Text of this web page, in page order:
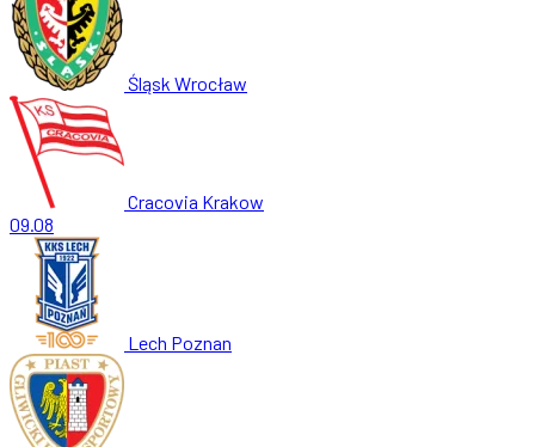
Śląsk Wrocław
Cracovia Krakow
09.08
Lech Poznan